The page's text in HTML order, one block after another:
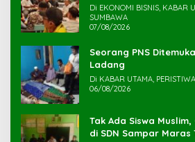
Di EKONOMI BISNIS, KABAR
SUMBAWA
07/08/2026
Seorang PNS
Ladang
Di KABAR UTAMA,
06/08/2026
Tak Ada Siswa